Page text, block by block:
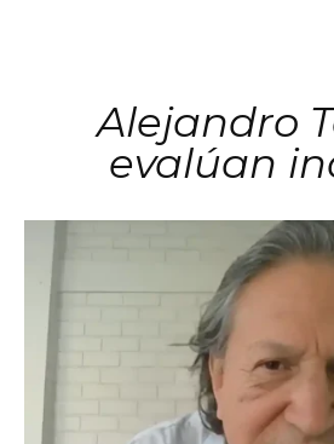
Alejandro
evalúan